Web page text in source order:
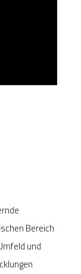
Bereich
und